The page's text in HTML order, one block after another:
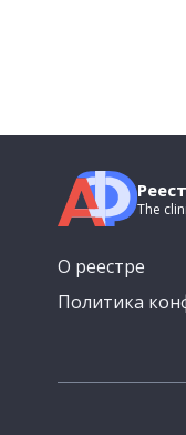
The
О реестре
Политика